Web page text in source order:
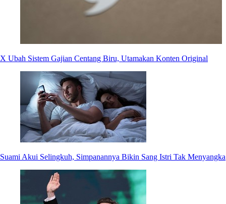
X Ubah Sistem Gajian Centang Biru, Utamakan Konten Original
Suami Akui Selingkuh, Simpanannya Bikin Sang Istri Tak Menyangka